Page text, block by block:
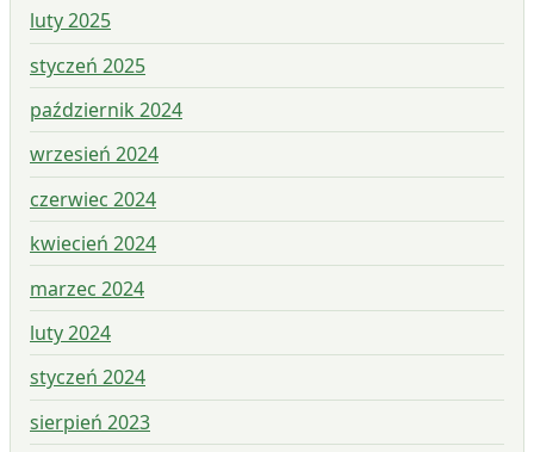
luty 2025
styczeń 2025
październik 2024
wrzesień 2024
czerwiec 2024
kwiecień 2024
marzec 2024
luty 2024
styczeń 2024
sierpień 2023